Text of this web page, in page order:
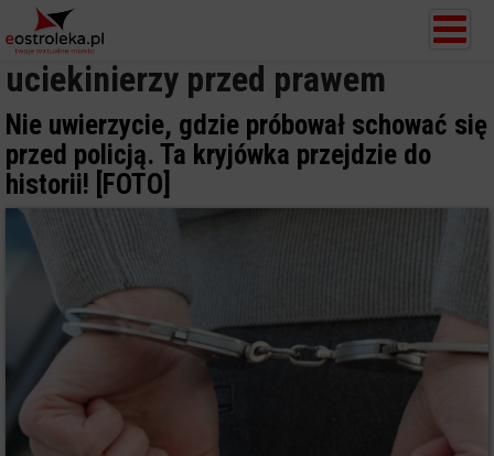
uciekinierzy przed prawem
Nie uwierzycie, gdzie próbował schować się
przed policją. Ta kryjówka przejdzie do
historii! [FOTO]